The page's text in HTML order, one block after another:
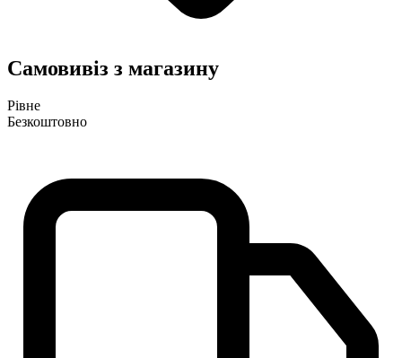
Самовивіз з магазину
Рівне
Безкоштовно